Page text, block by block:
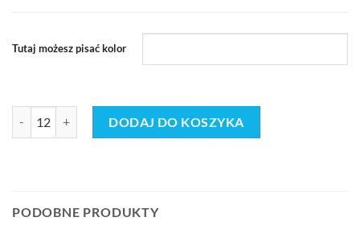
Tutaj możesz pisać kolor
DODAJ DO KOSZYKA
PODOBNE PRODUKTY